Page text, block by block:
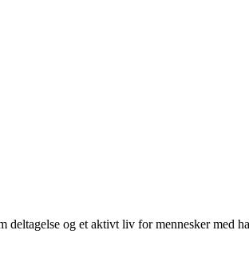
og et aktivt liv for mennesker med